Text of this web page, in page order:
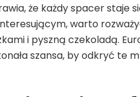
że każdy spacer staje
warto
i pyszną czekoladą.
szansa, by odkryć te